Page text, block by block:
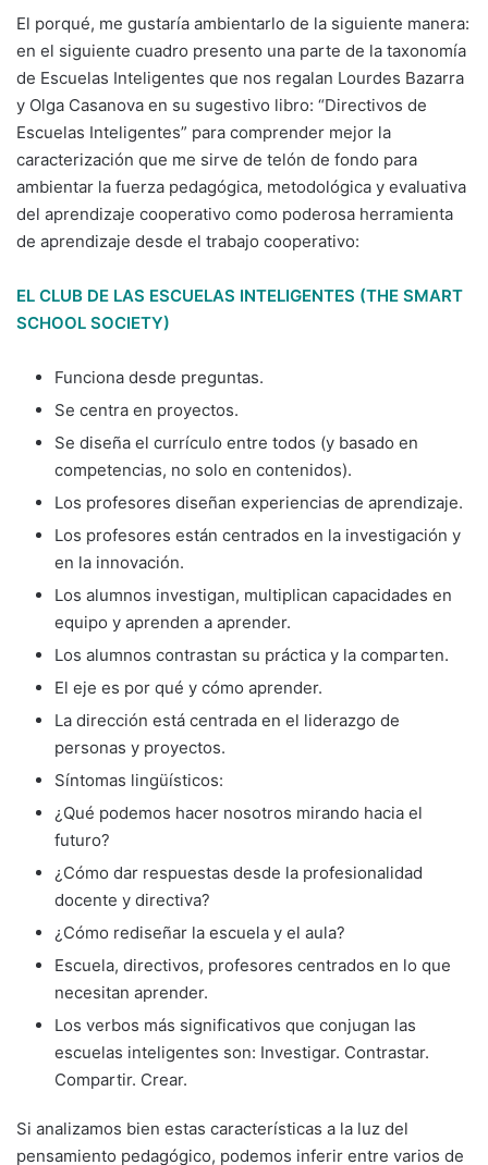
El porqué, me gustaría ambientarlo de la siguiente manera:
en el siguiente cuadro presento una parte de la taxonomía
de Escuelas Inteligentes que nos regalan Lourdes Bazarra
y Olga Casanova en su sugestivo libro: “Directivos de
Escuelas Inteligentes” para comprender mejor la
caracterización que me sirve de telón de fondo para
ambientar la fuerza pedagógica, metodológica y evaluativa
del aprendizaje cooperativo como poderosa herramienta
de aprendizaje desde el trabajo cooperativo:
EL CLUB DE LAS ESCUELAS INTELIGENTES (THE SMART
SCHOOL SOCIETY)
Funciona desde preguntas.
Se centra en proyectos.
Se diseña el currículo entre todos (y basado en
competencias, no solo en contenidos).
Los profesores diseñan experiencias de aprendizaje.
Los profesores están centrados en la investigación y
en la innovación.
Los alumnos investigan, multiplican capacidades en
equipo y aprenden a aprender.
Los alumnos contrastan su práctica y la comparten.
El eje es por qué y cómo aprender.
La dirección está centrada en el liderazgo de
personas y proyectos.
Síntomas lingüísticos:
¿Qué podemos hacer nosotros mirando hacia el
futuro?
¿Cómo dar respuestas desde la profesionalidad
docente y directiva?
¿Cómo rediseñar la escuela y el aula?
Escuela, directivos, profesores centrados en lo que
necesitan aprender.
Los verbos más significativos que conjugan las
escuelas inteligentes son: Investigar. Contrastar.
Compartir. Crear.
Si analizamos bien estas características a la luz del
pensamiento pedagógico, podemos inferir entre varios de